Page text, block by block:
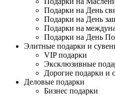
Подарки на День
Подарки на День
Подарки на
Подарки на День
Элитные подарки и
VIP подарки
Эксклюзивные
Дорогие подарки и
Деловые подарки
Бизнес подарки